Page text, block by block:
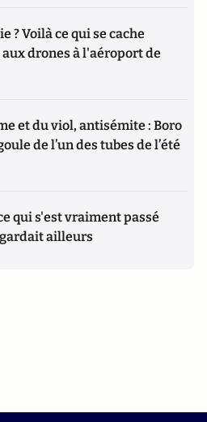
? Voilà ce qui se cache
drones à l'aéroport de
et du viol, antisémite : Boro
de l’un des tubes de l’été
qui s'est vraiment passé
ailleurs